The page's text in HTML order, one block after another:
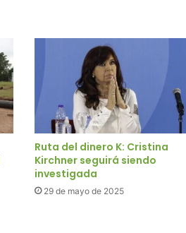
Ruta del dinero K: Cristina
Kirchner seguirá siendo
investigada
29 de mayo de 2025